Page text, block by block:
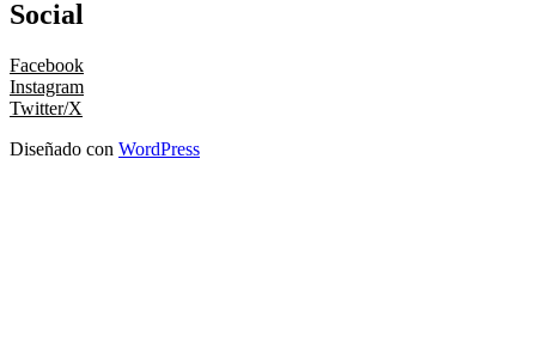
Social
Facebook
Instagram
Twitter/X
Diseñado con WordPress